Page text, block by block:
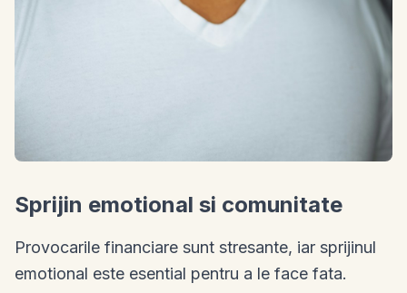
Sprijin emotional si comunitate
Provocarile financiare sunt stresante, iar sprijinul
emotional este esential pentru a le face fata.